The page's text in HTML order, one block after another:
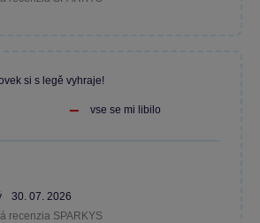
30. 07. 2026
recenzia SPARKYS
si s legě vyhraje!
vse se mi libilo